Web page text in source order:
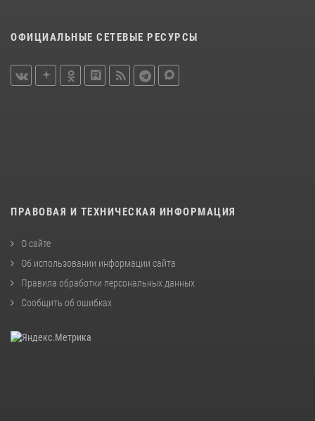
ОФИЦИАЛЬНЫЕ СЕТЕВЫЕ РЕСУРСЫ
ПРАВОВАЯ И ТЕХНИЧЕСКАЯ ИНФОРМАЦИЯ
О сайте
Об использовании информации сайта
Правила обработки персональных данных
Сообщить об ошибках